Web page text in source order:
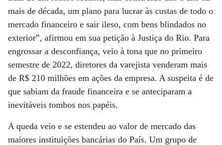
mais de década, um plano para lucrar às custas de todo o
mercado financeiro e sair ileso, com bens blindados no
exterior”, afirmou em sua petição à Justiça do Rio. Para
engrossar a desconfiança, veio à tona que no primeiro
semestre de 2022, diretores da varejista venderam mais
de R$ 210 milhões em ações da empresa. A suspeita é de
que sabiam da fraude financeira e se anteciparam a
inevitáveis tombos nos papéis.
A queda veio e se estendeu ao valor de mercado das
maiores instituições bancárias do País. Um grupo de